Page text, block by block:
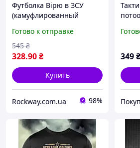
Футболка Вірю в ЗСУ
(камуфлированный
Готово к отправке
328.90₴
545 ₴
Купить
Rockway.com.ua 98%
349₴